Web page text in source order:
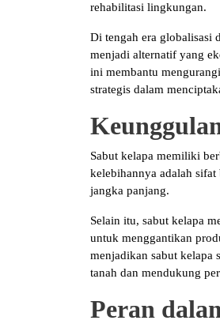
rehabilitasi lingkungan.
Di tengah era globalisasi
menjadi alternatif yang
ini membantu
strategis dalam
Sabut kelapa memiliki
kelebihannya adalah
jangka panjang.
Selain itu, sabut kelapa
untuk menggantikan
menjadikan sabut kelapa
tanah dan mendukung
Peran